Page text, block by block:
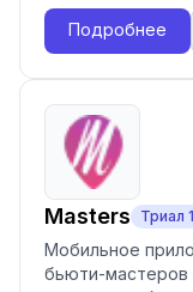
Подробнее
Masters Триал
Мобильное
бьюти-мастеров